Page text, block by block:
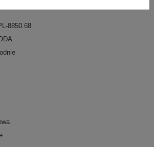
8850.68